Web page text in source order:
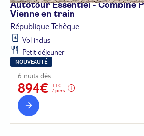
Autotour Essentiel - Combiné
Vienne en train
République Tchèque
Vol inclus
Petit déjeuner
NOUVEAUTÉ
6 nuits dès
894€
TTC
/ pers.